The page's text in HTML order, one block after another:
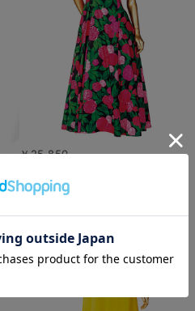
￥25,850